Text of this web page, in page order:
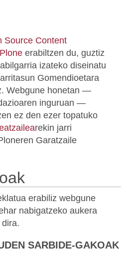
Source Content
erabiltzen du, guztiz
izateko diseinatu
Gomendioetara
Webgune honetan —
inguruan —
ez den ezer topatuko
rekin jarri
Garatzaile
erabiliz webgune
nabigatzeko aukera
SARBIDE-GAKOAK